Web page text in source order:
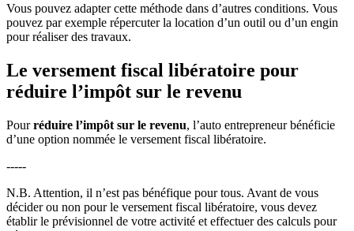
Vous pouvez adapter cette méthode dans d’autres conditions. Vous
pouvez par exemple répercuter la location d’un outil ou d’un engin
pour réaliser des travaux.
Le versement fiscal libératoire pour
réduire l’impôt sur le revenu
Pourréduire l’impôt sur le revenu, l’auto entrepreneur bénéficie
d’une option nommée le versement fiscal libératoire.
-----
N.B. Attention, il n’est pas bénéfique pour tous. Avant de vous
décider ou non pour le versement fiscal libératoire, vous devez
établir le prévisionnel de votre activité et effectuer des calculs pour